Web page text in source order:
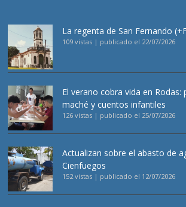
La regenta de San Fernando
109 vistas | publicado el 22/07/2026
El verano cobra vida en Rodas:
maché y cuentos infantiles
126 vistas | publicado el 25/07/2026
Actualizan sobre el abasto de
Cienfuegos
152 vistas | publicado el 12/07/2026